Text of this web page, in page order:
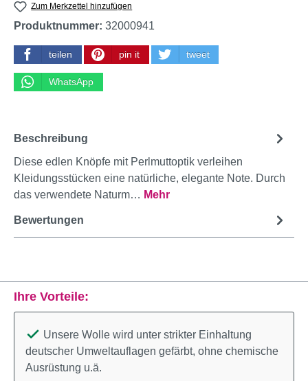
Zum Merkzettel hinzufügen
Produktnummer: 32000941
teilen pin it tweet
WhatsApp
Beschreibung
Diese edlen Knöpfe mit Perlmuttoptik verleihen
Kleidungsstücken eine natürliche, elegante Note. Durch
das verwendete Naturm… Mehr
Bewertungen
Ihre Vorteile:
Unsere Wolle wird unter strikter Einhaltung
deutscher Umweltauflagen gefärbt, ohne chemische
Ausrüstung u.ä.